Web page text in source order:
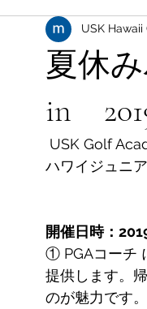
夏休
in
USK
USK Golf
ハワイジュニ
開催日時：
① PGAコーチ
提供します。
のが魅力です。